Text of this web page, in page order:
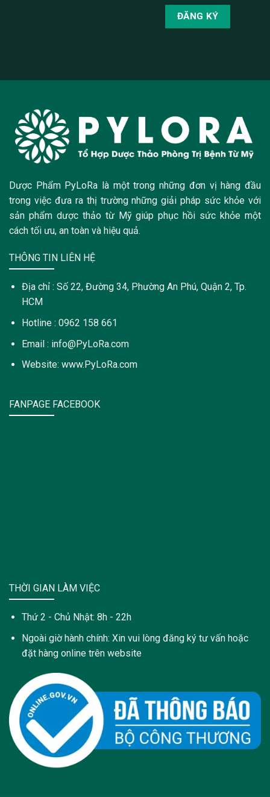
Dược Phẩm PyLoRa là một trong những đơn vị hàng đầu
trong việc đưa ra thị trường những giải pháp sức khỏe với
sản phẩm dược thảo từ Mỹ giúp phục hồi sức khỏe một
cách tối ưu, an toàn và hiệu quả.
THÔNG TIN LIÊN HỆ
Địa chỉ : Số 22, Đường 34, Phường An Phú, Quận 2, Tp.
HCM
Hotline : 0962 158 661
Email : info@PyLoRa.com
Website: www.PyLoRa.com
FANPAGE FACEBOOK
THỜI GIAN LÀM VIỆC
Thứ 2 - Chủ Nhật: 8h - 22h
Ngoài giờ hành chính: Xin vui lòng đăng ký tư vấn hoặc
đặt hàng online trên website